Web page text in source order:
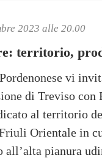
2023 alle 20.00
territorio,
vi
di Treviso con
al territorio
Orientale in
pianura